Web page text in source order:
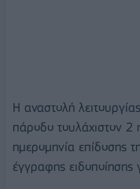
Η αναστολή
πάροδο τουλάχιστον
ημερομηνία επίδοσης
έγγραφης ειδοποίησης